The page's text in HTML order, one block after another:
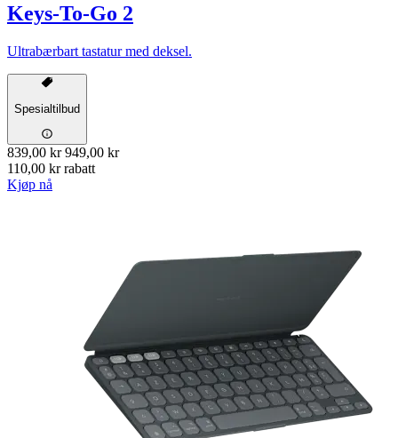
Keys-To-Go 2
Ultrabærbart tastatur med deksel.
Spesialtilbud
839,00 kr 949,00 kr
110,00 kr rabatt
Kjøp nå